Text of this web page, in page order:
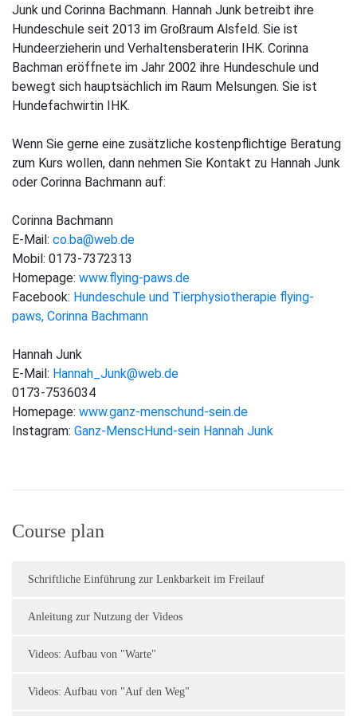
Junk und Corinna Bachmann. Hannah Junk betreibt ihre
Hundeschule seit 2013 im Großraum Alsfeld. Sie ist
Hundeerzieherin und Verhaltensberaterin IHK. Corinna
Bachman eröffnete im Jahr 2002 ihre Hundeschule und
bewegt sich hauptsächlich im Raum Melsungen. Sie ist
Hundefachwirtin IHK.
Wenn Sie gerne eine zusätzliche kostenpflichtige Beratung
zum Kurs wollen, dann nehmen Sie Kontakt zu Hannah Junk
oder Corinna Bachmann auf:
Corinna Bachmann
E-Mail: co.ba@web.de
Mobil: 0173-7372313
Homepage: www.flying-paws.de
Facebook: Hundeschule und Tierphysiotherapie flying-
paws, Corinna Bachmann
Hannah Junk
E-Mail: Hannah_Junk@web.de
0173-7536034
Homepage: www.ganz-menschund-sein.de
Instagram: Ganz-MenscHund-sein Hannah Junk
Course plan
Schriftliche Einführung zur Lenkbarkeit im Freilauf
Anleitung zur Nutzung der Videos
Videos: Aufbau von "Warte"
Videos: Aufbau von "Auf den Weg"